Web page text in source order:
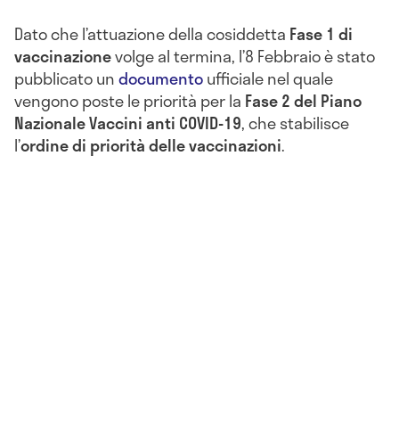
Dato che l’attuazione della cosiddetta Fase 1 di
vaccinazionevolge al termina, l’8 Febbraio è stato
pubblicato undocumentoufficiale nel quale
vengono poste le priorità per la Fase 2 del Piano
Nazionale Vaccini anti COVID-19, che stabilisce
l’ordine di priorità delle vaccinazioni.